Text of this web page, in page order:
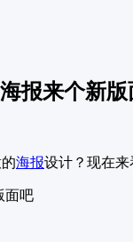
报来个新版
海报设计？现在